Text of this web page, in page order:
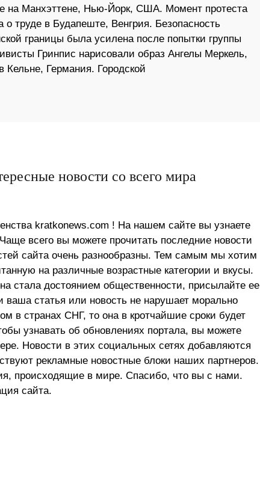
на Манхэттене, Нью-Йорк, США. Момент протеста
о труде в Будапеште, Венгрия. Безопасность
границы была усилена после попытки группы
Гринпис нарисовали образ Ангелы Меркель,
Кельне, Германия. Городской
новости со всего мира
kratkonews.com ! На нашем сайте вы узнаете
всего вы можете прочитать последние новости
сайта очень разнообразны. Тем самым мы хотим
на различные возрастные категории и вкусы.
стала достоянием общественности, присылайте ее
ваша статья или новость не нарушает морально
в странах СНГ, то она в кротчайшие сроки будет
узнавать об обновлениях портала, вы можете
Новости в этих социальных сетях добавляются
рекламные новостные блоки наших партнеров.
происходящие в мире. Спасибо, что вы с нами.
сайта.